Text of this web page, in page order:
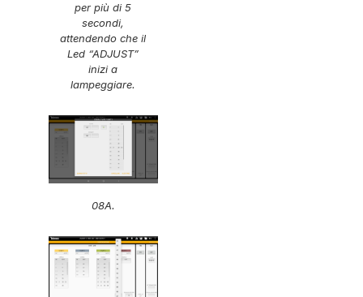
per più di 5
secondi,
attendendo che il
Led “ADJUST”
inizi a
lampeggiare.
08A.